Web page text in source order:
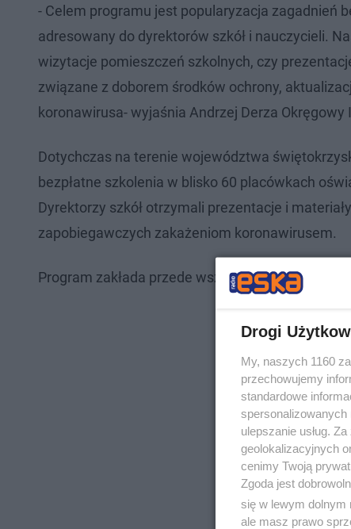
- Celem programu jest popularyzacja zagadnień
adresowany do dyrektorów szkół i nauczycieli.
wizytacje pomieszczeń szkolnych, czy
związane z doborem środków ochrony,
koronawirusa- wyjaśnia Andrzej Derza Okręgowy
Dotychczas na terenie województwa
bezpłatne szkolenia w blisko 60 placówkach
Dyrektorzy szkół otrzymali prezentacje i
zapobiegawczych zakażeniom koronawirusem.
Program zakłada przede wszystkim szkolenia i
Drogi
My, naszych 1160
przechowujemy
standardowe
spersonalizowanych
ulepszanie usług.
geolokalizacyjnych
cenimy Twoją
Zgoda jest
się w lewym dolnym
ale masz prawo